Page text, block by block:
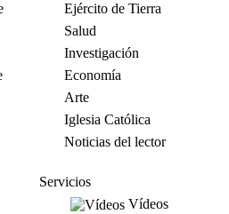
Ejército de Tierra
Salud
Investigación
Economía
Arte
Iglesia Católica
Noticias del lector
Servicios
Vídeos